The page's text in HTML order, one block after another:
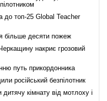
до топ-25 Global Teacher
більше десяти пожеж
накриє грозовий
путь прикордонника
російський безпілотник
дитячу кімнату від мотлоху і